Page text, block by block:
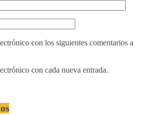
con los siguientes comentarios a
con cada nueva entrada.